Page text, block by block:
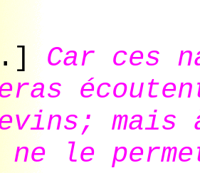
Car ces
ne le